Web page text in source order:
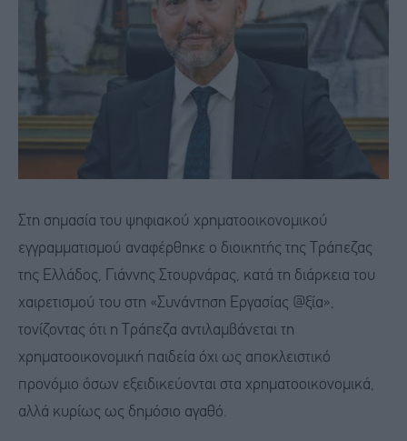
Στη σημασία του ψηφιακού χρηματοοικονομικού
εγγραμματισμού αναφέρθηκε ο διοικητής της Τράπεζας
της Ελλάδος, Γιάννης Στουρνάρας, κατά τη διάρκεια του
χαιρετισμού του στη «Συνάντηση Εργασίας @ξία»,
τονίζοντας ότι η Τράπεζα αντιλαμβάνεται τη
χρηματοοικονομική παιδεία όχι ως αποκλειστικό
προνόμιο όσων εξειδικεύονται στα χρηματοοικονομικά,
αλλά κυρίως ως δημόσιο αγαθό.